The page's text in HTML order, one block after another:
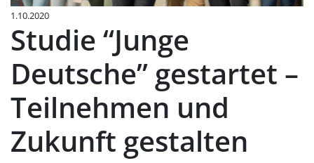
1.10.2020
Studie “Junge
Deutsche” gestartet –
Teilnehmen und
Zukunft gestalten